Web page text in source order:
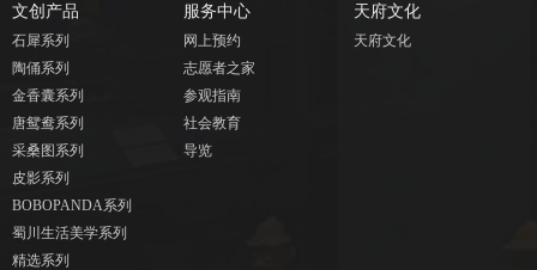
文创产品
石犀系列
陶俑系列
金香囊系列
唐鸳鸯系列
采桑图系列
皮影系列
BOBOPANDA系列
蜀川生活美学系列
精选系列
服务中心
网上预约
志愿者之家
参观指南
社会教育
导览
天府文化
天府文化